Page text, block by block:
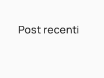
Post recenti